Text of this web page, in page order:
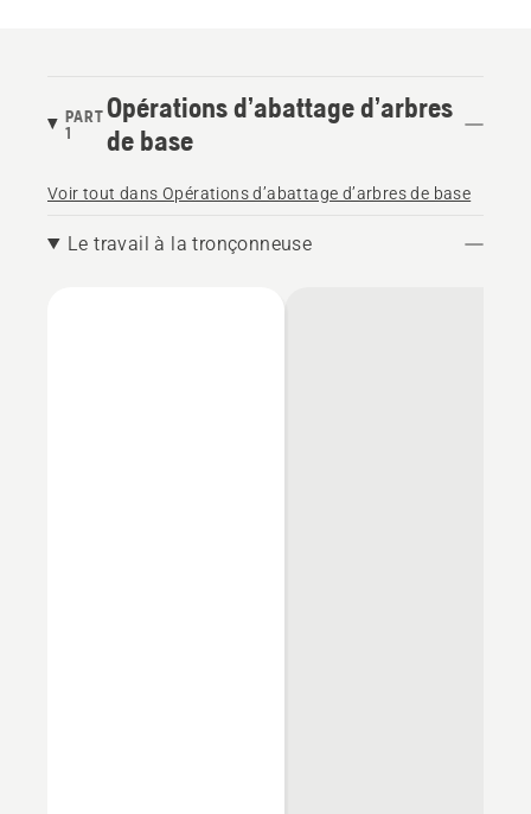
PART
1
Opérations d’abattage d’arbres
de base
Voir tout dans Opérations d’abattage d’arbres de base
Le travail à la tronçonneuse